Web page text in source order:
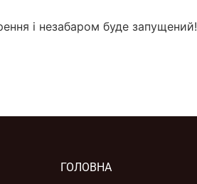
і незабаром буде запущений!
ГОЛОВНА